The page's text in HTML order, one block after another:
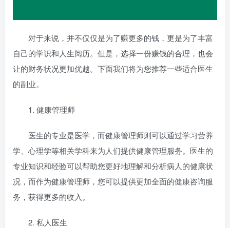
对于来说，并不仅仅是为了赚更多的钱，更是为了丰富
自己的学识和人生阅历。但是，选择一份赚钱的合理 ，也会
让的财务状况更加优越。下面我们将为您推荐一些适合医生
的副业。
1. 健康管理师
医生的专业是医学，而健康管理师则可以通过学习营养
学、心理学等相关学科来为人们提供健康管理服务。医生的
专业知识和经验可以帮助您更好地理解和分析病人的健康状
况，而作为健康管理师，您可以提供更加全面的健康咨询服
务，获得更多的收入。
2. 私人医生